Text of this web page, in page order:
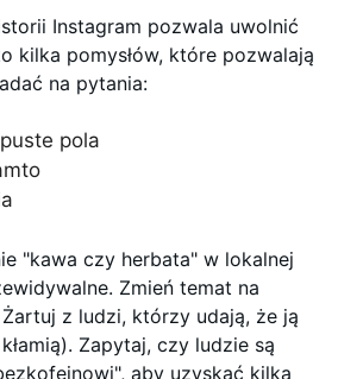
Instagram pozwala uwolnić
kilka pomysłów, które pozwalają
na pytania:
pola
"kawa czy herbata" w lokalnej
Zmień temat na
z ludzi, którzy udają, że ją
Zapytaj, czy ludzie są
aby uzyskać kilka